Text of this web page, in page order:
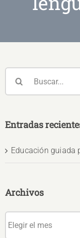
Entradas
Educación guiada
Archivos